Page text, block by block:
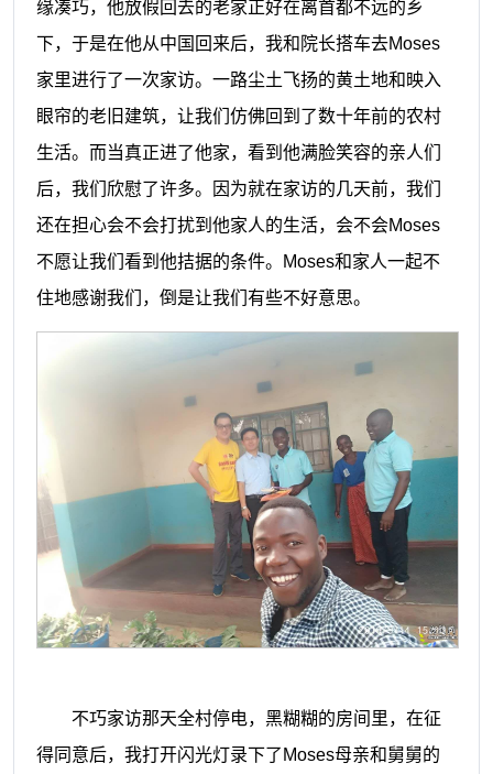
缘凑巧，他放假回去的老家正好在离首都不远的乡
下，于是在他从中国回来后，我和院长搭车去Moses
家里进行了一次家访。一路尘土飞扬的黄土地和映入
眼帘的老旧建筑，让我们仿佛回到了数十年前的农村
生活。而当真正进了他家，看到他满脸笑容的亲人们
后，我们欣慰了许多。因为就在家访的几天前，我们
还在担心会不会打扰到 他家人的生活，会不会Moses
不愿让我们看到他拮据的条件。 Moses和家人一起不
住地感谢我们，倒是让我们有些不好意思。
不巧家访那天全村停电，黑糊糊的房间里，在征
得同意后， 我打开闪光灯录下了 Moses母亲和舅舅的